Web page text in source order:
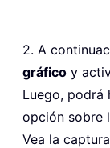
2. A
gráfico y
Luego, podrá
opción sobre
Vea la